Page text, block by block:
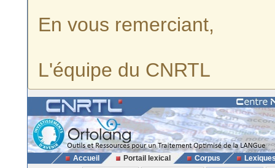
En vous remerciant,
L'équipe du CNRTL
Accueil Portail lexical Corpus